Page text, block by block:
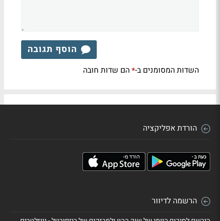
הוסף תגובה
השדות המסומנים ב-*הם שדות חובה
הורדת אפליקציה
הרשמה לדיוור